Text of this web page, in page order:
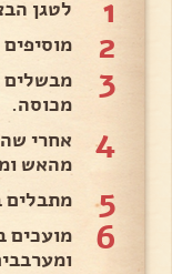
1 לטגן
2
3
מבשלים
מכוסה.
4
אחרי
מהאש
5 מתבלים
6
מועכים